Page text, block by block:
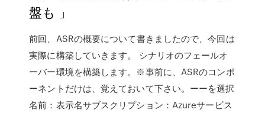
盤も 」
前回、ASRの概要について書きましたので、今回は
実際に構築していきます。 シナリオのフェールオ
ーバー環境を構築します。※事前に、ASRのコンポ
ーネントだけは、覚えておいて下さい。ーーを選択
名前：表示名サブスクリプション：Azureサービス